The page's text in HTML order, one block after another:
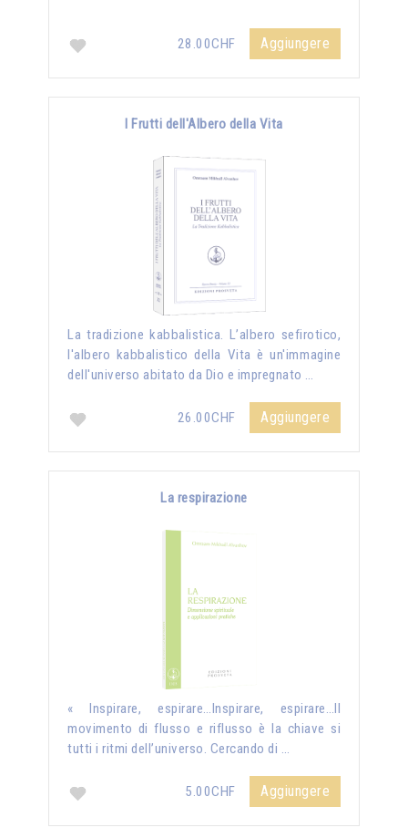
28.00CHF Aggiungere
I Frutti dell'Albero della Vita
La tradizione kabbalistica. L’albero sefirotico,
l'albero kabbalistico della Vita è un'immagine
dell'universo abitato da Dio e impregnato …
26.00CHF Aggiungere
La respirazione
« Inspirare, espirare…Inspirare, espirare…Il
movimento di flusso e riflusso è la chiave si
tutti i ritmi dell’universo. Cercando di …
5.00CHF Aggiungere